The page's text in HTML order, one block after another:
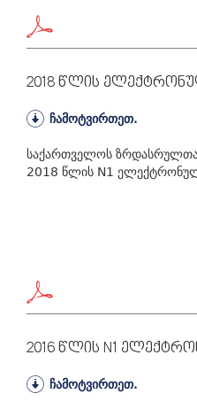
2018 Წლის
ჩამოტვირთეთ.
საქართველოს
2018 წლის N1
2016 Წლის N1
ჩამოტვირთეთ.